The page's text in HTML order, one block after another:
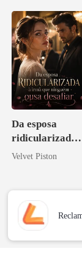
Da esposa
ridicularizada à
irmã que
Velvet Piston